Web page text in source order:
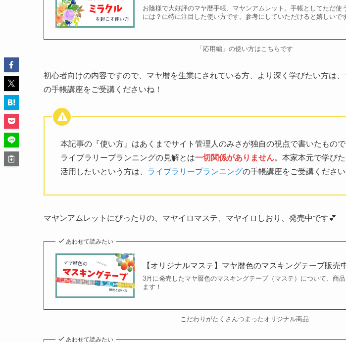
お陰様で大好評のマヤ暦手帳、マヤンアムレット。手帳としてただ使
には？に特に注目した使い方です。参考にしていただけると嬉しいで
「応用編」の使い方はこちらです
初心者向けの内容ですので、マヤ暦を生業にされている方、より深く学びたい方は、
の手帳講座をご受講くださいね！
本記事の『使い方』はあくまでサイト管理人のみさが独自の視点で書いたもの
ライブラリープランニングの見解とは一切関係がありません。本家本元で学び
活用したいという方は、 ライブラリープランニングの手帳講座をご受講くださ
マヤンアムレットにぴったりの、マヤイロマステ、マヤイロしおり、発売中です💕
あわせて読みたい
【オリジナルマステ】マヤ暦色のマスキングテープ販売
3月に発売したマヤ暦色のマスキングテープ（マステ）について、商
ます！
こだわりがたくさんつまったオリジナル商品
あわせて読みたい